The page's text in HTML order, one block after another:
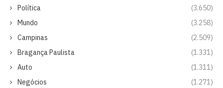
Política
(3.650)
Mundo
(3.258)
Campinas
(2.509)
Bragança Paulista
(1.331)
Auto
(1.311)
Negócios
(1.271)